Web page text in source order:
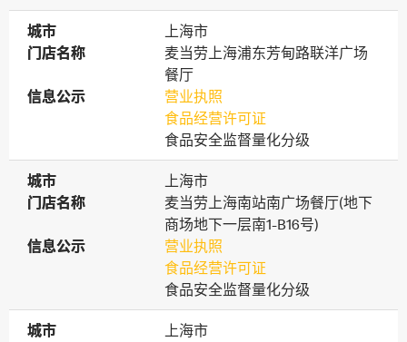
城市
城市
上海市
门店名称
门店名称
麦当劳上海浦东芳甸路联洋广场
餐厅
信息公示
信息公示
营业执照
食品经营许可证
食品安全监督量化分级
城市
城市
上海市
门店名称
门店名称
麦当劳上海南站南广场餐厅(地下
商场地下一层南1-B16号)
信息公示
信息公示
营业执照
食品经营许可证
食品安全监督量化分级
城市
城市
上海市